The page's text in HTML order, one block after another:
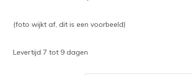
(foto wijkt af, dit is een voorbeeld)
Levertijd 7 tot 9 dagen